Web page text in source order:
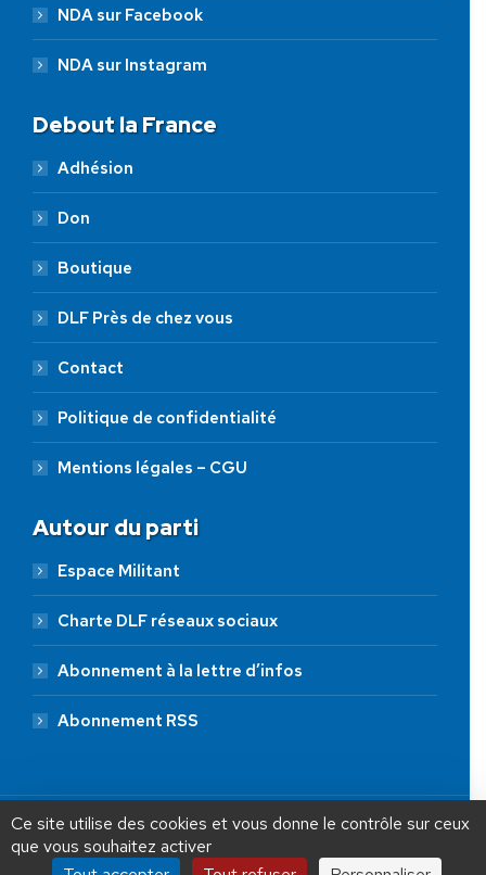
NDA sur Facebook
NDA sur Instagram
Debout la France
Adhésion
Don
Boutique
DLF Près de chez vous
Contact
Politique de confidentialité
Mentions légales – CGU
Autour du parti
Espace Militant
Charte DLF réseaux sociaux
Abonnement à la lettre d’infos
Abonnement RSS
JE FAIS UN DON À DLF
ADHÉSION 20 € 50 € 100 €
Ce site utilise des cookies et vous donne le contrôle sur ceux
que vous souhaitez activer